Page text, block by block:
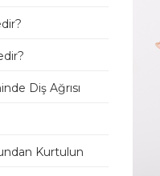
Diş Ağrısı
Kurtulun